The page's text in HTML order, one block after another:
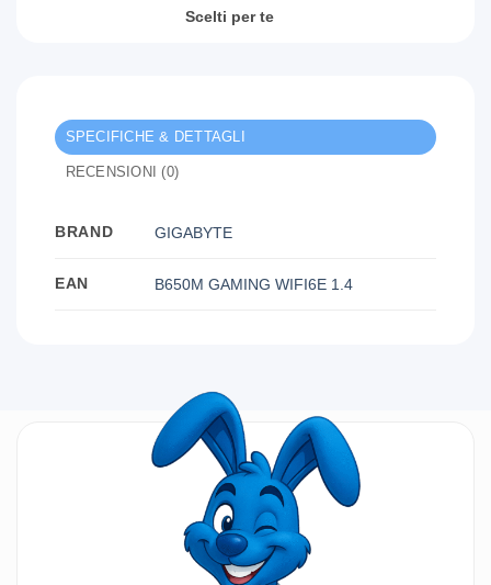
Scelti per te
SPECIFICHE & DETTAGLI
RECENSIONI (0)
BRAND GIGABYTE
EAN B650M GAMING WIFI6E 1.4